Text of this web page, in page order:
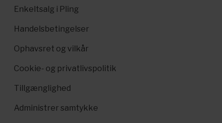
Enkeltsalg i Pling
Handelsbetingelser
Ophavsret og vilkår
Cookie- og privatlivspolitik
Tillgænglighed
Administrer samtykke